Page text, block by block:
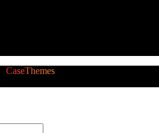
CaseThemes